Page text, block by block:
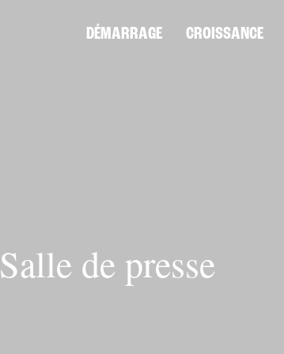
DÉMARRAGE CROISSANCE
Salle de presse